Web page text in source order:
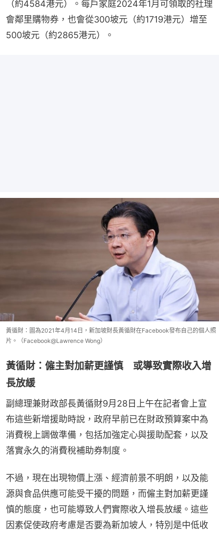
（約4584港元）。每戶家庭2024年1月可領取的社理
會鄰里購物券，也會從300坡元（約1719港元）增至
500坡元（約2865港元）。
黃循財：圖為2021年4月14日，新加坡財長黃循財在Facebook發布自己的個人照
片。（Facebook@Lawrence Wong）
黃循財：僱主對加薪更謹慎 或導致實際收入增
長放緩
副總理兼財政部長黃循財9月28日上午在記者會上宣
布這些新增援助時說，政府早前已在財政預算案中為
消費稅上調做準備，包括加強定心與援助配套，以及
落實永久的消費稅補助券制度。
不過，現在出現物價上漲、經濟前景不明朗，以及能
源與食品供應可能受干擾的問題，而僱主對加薪更謹
慎的態度，也可能導致人們實際收入增長放緩。這些
因素促使政府考慮是否要為新加坡人，特別是中低收